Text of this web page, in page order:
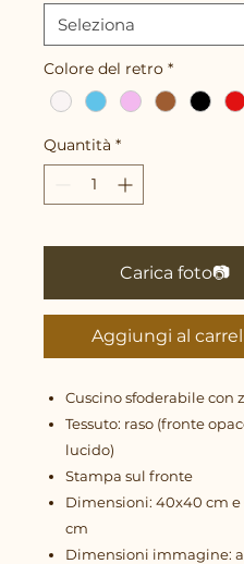
Colore del retro *
Quantità *
Carica foto📷
Aggiungi al
Cuscino sfoderabile con
Tessuto: raso (fronte
lucido)
Stampa sul fronte
Dimensioni: 40x40 cm e
cm
Dimensioni immagine: